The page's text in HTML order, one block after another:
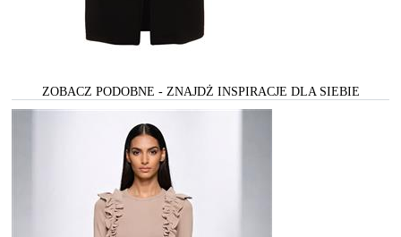
ZOBACZ PODOBNE - ZNAJDŻ INSPIRACJE DLA SIEBIE